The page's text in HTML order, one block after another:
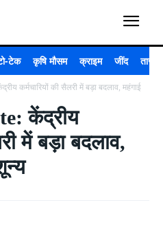
टेक कृषि मौसम क्राइम जींद ताजा
कर्मचारियों की सैलरी में बड़ा बदलाव, महंगाई
केंद्रीय
में बड़ा बदलाव,